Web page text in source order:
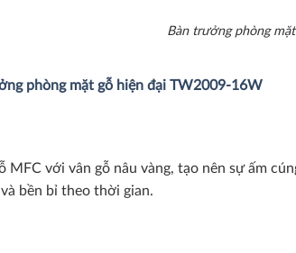
Bàn trưởng phòng
phòng mặt gỗ hiện đại TW2009-16W
với vân gỗ nâu vàng, tạo nên sự ấm
bền bỉ theo thời gian.